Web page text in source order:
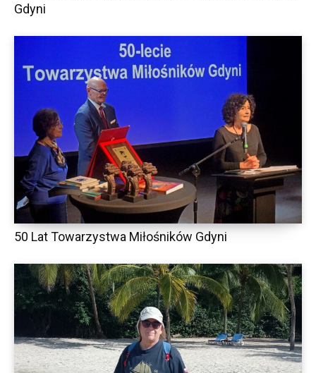
Gdyni
50 Lat Towarzystwa Miłośników Gdyni